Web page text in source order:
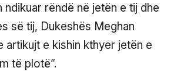
ndikuar rëndë në jetën e tij dhe
së tij, Dukeshës Meghan
artikujt e kishin kthyer jetën e
të plotë”.